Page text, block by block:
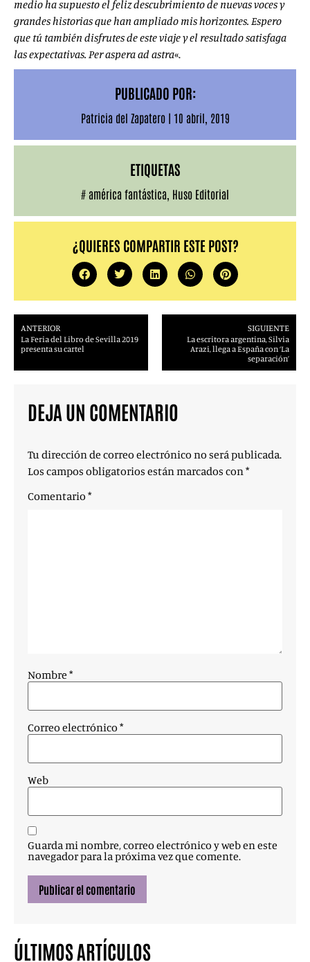
medio ha supuesto el feliz descubrimiento de nuevas voces y
grandes historias que han ampliado mis horizontes. Espero
que tú también disfrutes de este viaje y el resultado satisfaga
las expectativas. Per aspera ad astra«.
PUBLICADO POR:
Patricia del Zapatero | 10 abril, 2019
ETIQUETAS
# américa fantástica Huso Editorial
¿QUIERES COMPARTIR ESTE POST?
ANTERIOR
La Feria del Libro de Sevilla 2019
presenta su cartel
SIGUIENTE
La escritora argentina, Silvia
Arazi, llega a España con ‘La
separación’
DEJA UN COMENTARIO
Tu dirección de correo electrónico no será publicada.
Los campos obligatorios están marcados con*
Comentario *
Nombre *
Correo electrónico *
Web
Guarda mi nombre, correo electrónico y web en este
navegador para la próxima vez que comente.
ÚLTIMOS ARTÍCULOS